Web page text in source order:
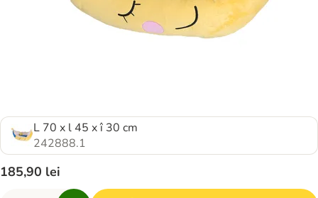
L 70 x l 45 x î 30 cm
242888.1
185,90 lei